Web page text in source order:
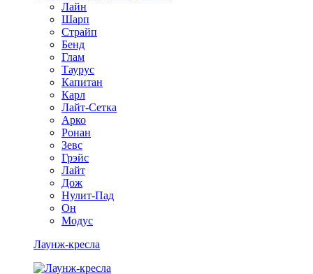
Лайн
Шарп
Страйп
Бенд
Глам
Таурус
Капитан
Карл
Лайт-Сетка
Арко
Ронан
Зевс
Грэйс
Лайт
Дож
Нулит-Пад
Он
Модус
Лаунж-кресла